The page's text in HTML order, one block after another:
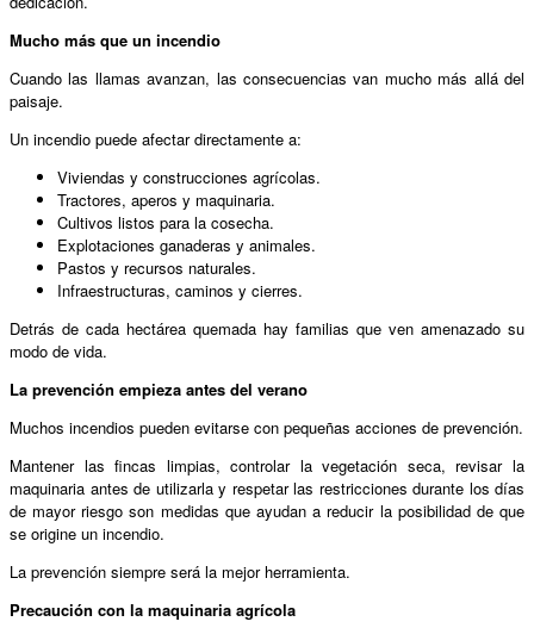
Mucho más que un incendio
Cuando las llamas avanzan, las consecuencias van mucho más allá del
paisaje.
Un incendio puede afectar directamente a:
Viviendas y construcciones agrícolas.
Tractores, aperos y maquinaria.
Cultivos listos para la cosecha.
Explotaciones ganaderas y animales.
Pastos y recursos naturales.
Infraestructuras, caminos y cierres.
Detrás de cada hectárea quemada hay familias que ven amenazado su
modo de vida.
La prevención empieza antes del verano
Muchos incendios pueden evitarse con pequeñas acciones de prevención.
Mantener las fincas limpias, controlar la vegetación seca, revisar la
maquinaria antes de utilizarla y respetar las restricciones durante los días
de mayor riesgo son medidas que ayudan a reducir la posibilidad de que
se origine un incendio.
La prevención siempre será la mejor herramienta.
Precaución con la maquinaria agrícola